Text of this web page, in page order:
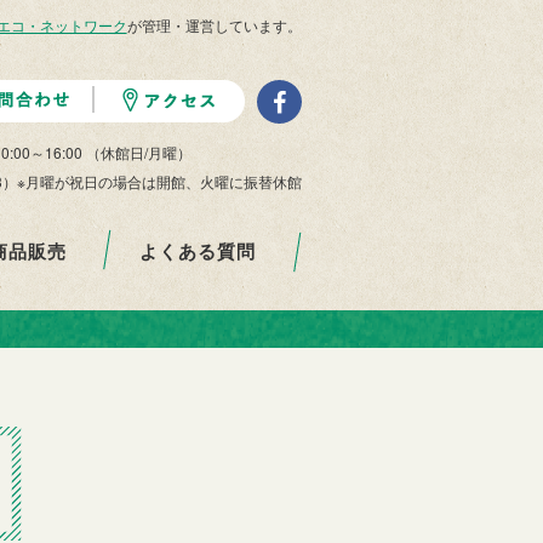
コ・ネットワークが管理・運営しています。
～16:00 （休館日/月曜）
※月曜が祝日の場合は開館、火曜に振替休館
品販売 よくある質問